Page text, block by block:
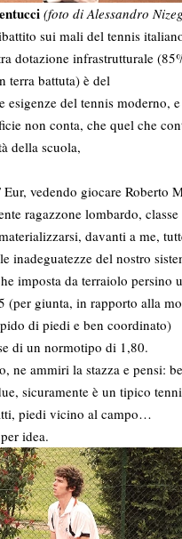
(foto di Alessandro
sui mali del tennis
dotazione infrastrutturale
terra battuta) è del
esigenze del tennis moderno,
non conta, che quel che
della scuola,
vedendo giocare Roberto
ragazzone lombardo,
davanti a me,
inadeguatezze del nostro
imposta da terraiolo persino
(per giunta, in rapporto alla
di piedi e ben coordinato)
di un normotipo di 1,80.
ne ammiri la stazza e pensi:
sicuramente è un tipico
piedi vicino al campo…
idea.